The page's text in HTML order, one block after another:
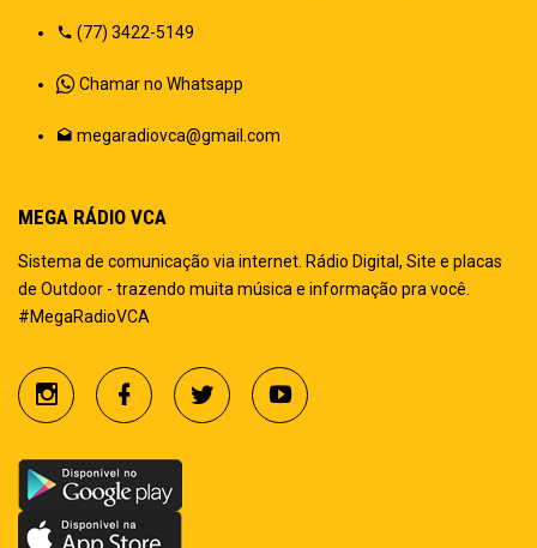
(77) 3422-5149
Chamar no Whatsapp
megaradiovca@gmail.com
MEGA RÁDIO VCA
Sistema de comunicação via internet. Rádio Digital, Site e placas
de Outdoor - trazendo muita música e informação pra você.
#MegaRadioVCA